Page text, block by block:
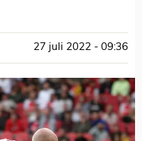
27 juli 2022 - 09:36